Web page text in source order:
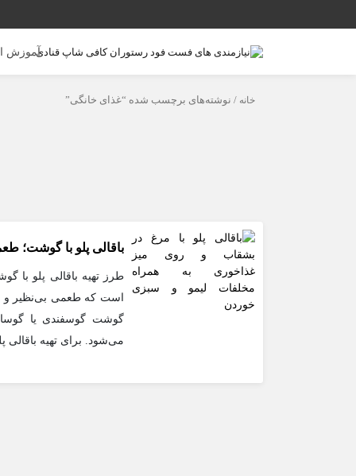
آموزش
خانه / نوشته‌های برچسب شده “غذای خانگی”
باقالی پلو با گوشت؛
طرز تهیه باقالی پلو با
است که طعمی بی‌نظیر و
گوشت گوسفندی یا
می‌شود. برای تهیه باقالی